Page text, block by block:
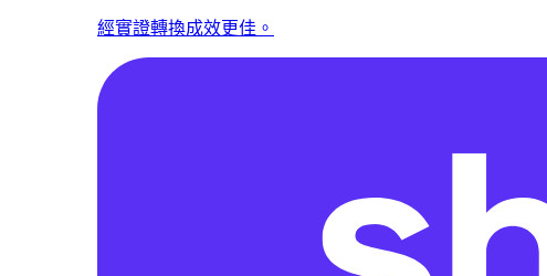
經實證轉換成效更佳。